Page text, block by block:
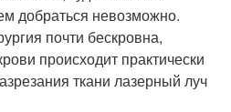
добраться невозможно.
почти бескровна,
происходит практически
ткани лазерный луч